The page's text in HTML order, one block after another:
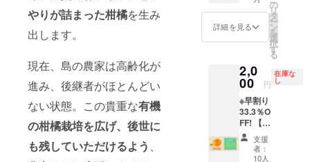
やりが詰まった柑橘を生み
出します。
現在、島の農家は高齢化が
進み、後継者がほとんどい
ない状態。この貴重な有機
の柑橘栽培を広げ、後世に
も残していただけるよう 、
ただき
どの
パッ
かお楽
しみに♪
パチュ
き）
Limone
ンカチ
／1枚
Limone
ラン
グ・
ド・
シャ／
10枚（1
ネッ
ト・ス
パチュ
生せっ
けん50
個：朝
晩のご
使用で
約30日
分（泡
を配合
したレ
モンの
に
Limone
オリジ
ナルレ
モン刺
繍の今
治タオ
ルハン
カチに
モン
カップ1
個+レモ
ンケー
セッ
ト】 愛
媛県産
の温州
みかん
果皮エ
キスを
配合し
たみか
詳細を見る
の
リ
タ
ー
ン
を
選
択
す
る
2,0
00 円
在庫な
し
※早割り
33.3％O
FF! 【愛
媛のみ
ずみず
しい”み
支援
者：
10人